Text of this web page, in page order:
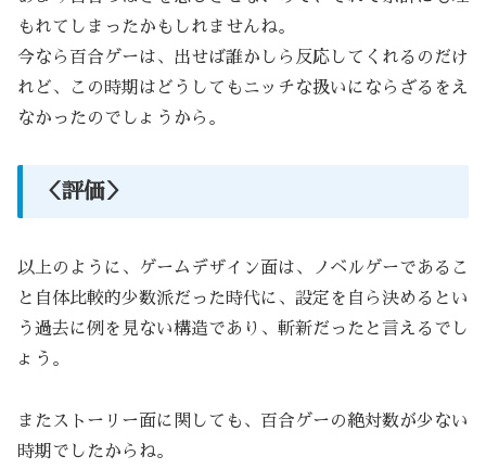
もれてしまったかもしれませんね。
今なら百合ゲーは、出せば誰かしら反応してくれるのだけ
れど、この時期はどうしてもニッチな扱いにならざるをえ
なかったのでしょうから。
＜評価＞
以上のように、ゲームデザイン面は、ノベルゲーであるこ
と自体比較的少数派だった時代に、設定を自ら決めるとい
う過去に例を見ない構造であり、斬新だったと言えるでし
ょう。
またストーリー面に関しても、百合ゲーの絶対数が少ない
時期でしたからね。